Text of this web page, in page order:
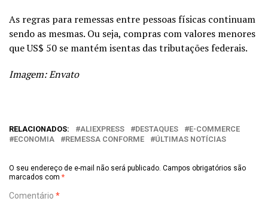
As regras para remessas entre pessoas físicas continuam
sendo as mesmas. Ou seja, compras com valores menores
que US$ 50 se mantém isentas das tributações federais.
Imagem: Envato
RELACIONADOS: ALIEXPRESS DESTAQUES
E-COMMERCE
ECONOMIA
REMESSA CONFORME ÚLTIMAS NOTÍCIAS
O seu endereço de e-mail não será publicado. Campos obrigatórios são
marcados com *
Comentário *